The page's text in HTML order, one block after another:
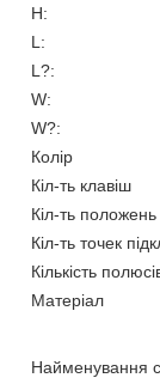
H:
L:
L?:
W:
W?:
Колір
Кіл-ть клавіш
Кіл-ть положень
Кіл-ть точек
Кількість
Матеріал
Найменування